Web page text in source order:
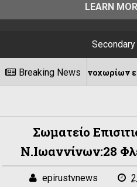
Breaking Newsεπέστρεψε στον
Σωματείο
Ν.Ιωαννίνων:28
epirustvnews
LEARN